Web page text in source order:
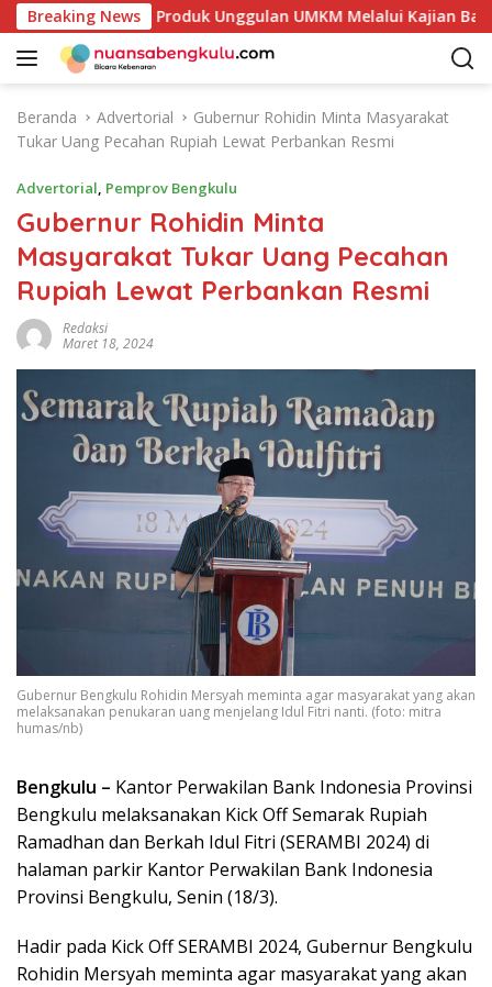
a
Breaking News
Potensi Produk Unggulan UMKM Melalui Kajian Bank
Beranda Advertorial
Gubernur Rohidin Minta Masyarakat
Tukar Uang Pecahan Rupiah Lewat Perbankan Resmi
Advertorial, Pemprov Bengkulu
Gubernur Rohidin Minta
Masyarakat Tukar Uang Pecahan
Rupiah Lewat Perbankan Resmi
Redaksi
Maret 18, 2024
Gubernur Bengkulu Rohidin Mersyah meminta agar masyarakat yang akan
melaksanakan penukaran uang menjelang Idul Fitri nanti. (foto: mitra
humas/nb)
Bengkulu – Kantor Perwakilan Bank Indonesia Provinsi
Bengkulu melaksanakan Kick Off Semarak Rupiah
Ramadhan dan Berkah Idul Fitri (SERAMBI 2024) di
halaman parkir Kantor Perwakilan Bank Indonesia
Provinsi Bengkulu, Senin (18/3).
Hadir pada Kick Off SERAMBI 2024, Gubernur Bengkulu
Rohidin Mersyah meminta agar masyarakat yang akan